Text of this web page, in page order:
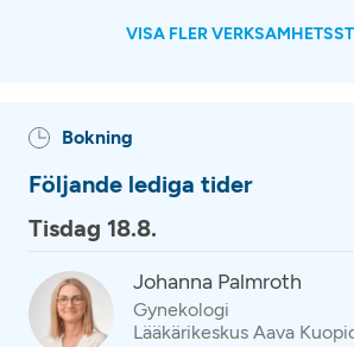
VISA FLER
Bokning
Följande lediga tider
Tisdag 18.8.
Johanna Palmroth
Gynekologi
Lääkärikeskus Aava